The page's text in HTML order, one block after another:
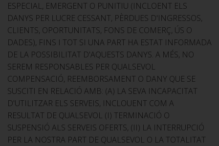
ESPECIAL, EMERGENT O PUNITIU (INCLOENT ELS
DANYS PER LUCRE CESSANT, PÈRDUES D'INGRESSOS,
CLIENTS, OPORTUNITATS, FONS DE COMERÇ, ÚS O
DADES), FINS I TOT SI UNA PART HA ESTAT INFORMADA
DE LA POSSIBILITAT D'AQUESTS DANYS. A MÉS, NO
SEREM RESPONSABLES PER QUALSEVOL
COMPENSACIÓ, REEMBORSAMENT O DANY QUE SE
SUSCITI EN RELACIÓ AMB: (A) LA SEVA INCAPACITAT
D'UTILITZAR ELS SERVEIS, INCLOUENT COM A
RESULTAT DE QUALSEVOL (I) TERMINACIÓ O
SUSPENSIÓ ALS SERVEIS OFERTS, (II) LA INTERRUPCIÓ
PER LA NOSTRA PART DE QUALSEVOL O LA TOTALITAT